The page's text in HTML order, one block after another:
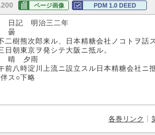
ページ画像 PDM 1.0 DEED
日記 明治三二年
曇
樹熊次郎来ル、日本精糖会社ノコトヲ話
東京ヲ発シテ大阪ニ抵ル。
晴 夕雨
八時淀川上流ニ設立スル日本精糖会社ニ
ス○下略
各巻リンク